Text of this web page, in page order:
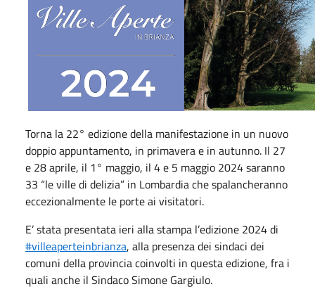
Torna la 22° edizione della manifestazione in un nuovo
doppio appuntamento, in primavera e in autunno. Il 27
e 28 aprile, il 1° maggio, il 4 e 5 maggio 2024 saranno
33 “le ville di delizia” in Lombardia che spalancheranno
eccezionalmente le porte ai visitatori.
E’ stata presentata ieri alla stampa l’edizione 2024 di
#villeaperteinbrianza, alla presenza dei sindaci dei
comuni della provincia coinvolti in questa edizione, fra i
quali anche il Sindaco Simone Gargiulo.